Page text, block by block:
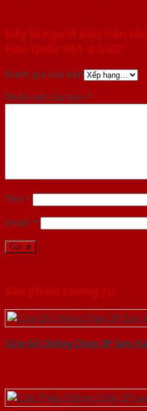
Hãy là người đầu tiên
Hàn Quốc 651-a-SGD”
Đánh giá của bạn
Nhận xét của bạn *
Tên *
Email *
Sản phẩm tương tự
Cửa Gỗ Chống Cháy 2P Sơn